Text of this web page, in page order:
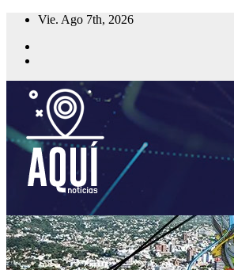
Saltar
contenido
Vie. Ago 7th, 2026